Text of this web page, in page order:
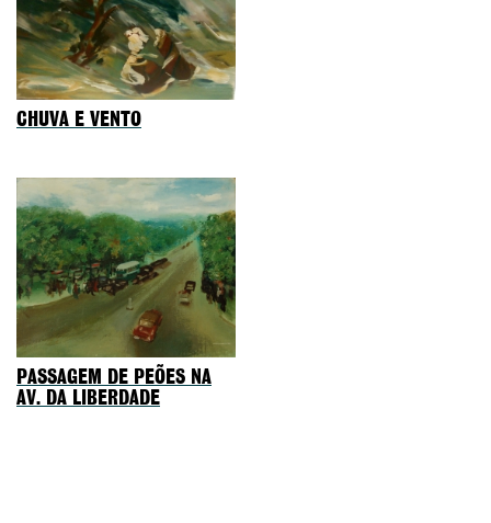
CHUVA E VENTO
PASSAGEM DE PEÕES NA
AV. DA LIBERDADE